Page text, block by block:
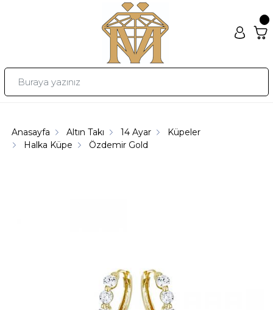
Anasayfa Altın Takı 14 Ayar
Küpeler
Halka Küpe
Özdemir Gold